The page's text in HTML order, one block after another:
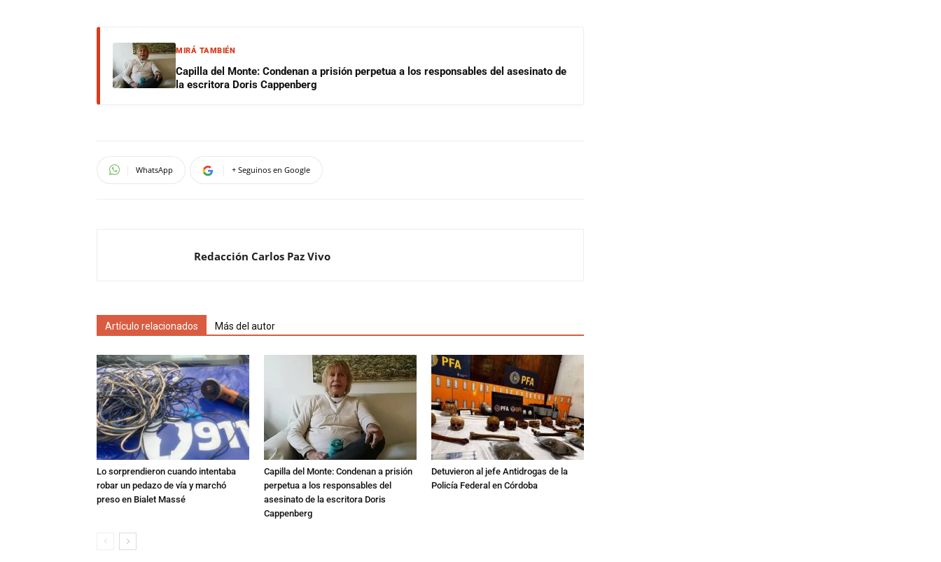
MIRÁ TAMBIÉN
Capilla del Monte: Condenan a prisión perpetua a los responsables del asesinato de
la escritora Doris Cappenberg
WhatsApp + Seguinos en Google
Redacción Carlos Paz Vivo
Artículo relacionados Más del autor
Lo sorprendieron cuando intentaba
robar un pedazo de vía y marchó
preso en Bialet Massé
Capilla del Monte: Condenan a prisión
perpetua a los responsables del
asesinato de la escritora Doris
Cappenberg
Detuvieron al jefe Antidrogas de la
Policía Federal en Córdoba